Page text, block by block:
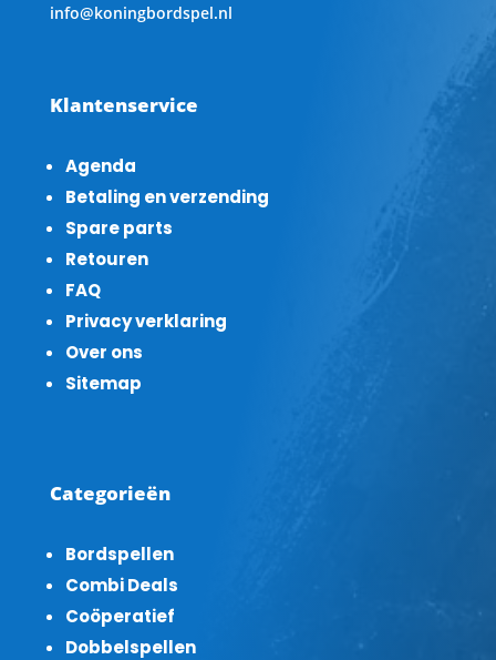
info@koningbordspel.nl
Klantenservice
Agenda
Betaling en verzending
Spare parts
Retouren
FAQ
Privacy verklaring
Over ons
Sitemap
Categorieën
Bordspellen
Combi Deals
Coöperatief
Dobbelspellen